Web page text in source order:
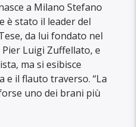
a Milano Stefano
è stato il leader del
da lui fondato nel
Luigi Zuffellato, e
ma si esibisce
e il flauto traverso. “La
uno dei brani più